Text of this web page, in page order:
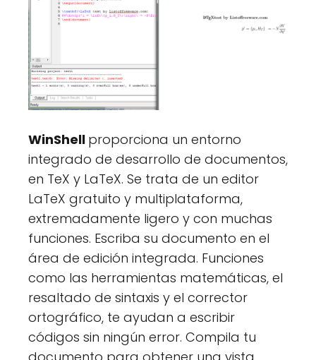
WinShell proporciona un entorno
integrado de desarrollo de documentos,
en TeX y LaTeX. Se trata de un editor
LaTeX gratuito y multiplataforma,
extremadamente ligero y con muchas
funciones. Escriba su documento en el
área de edición integrada. Funciones
como las herramientas matemáticas, el
resaltado de sintaxis y el corrector
ortográfico, te ayudan a escribir
códigos sin ningún error. Compila tu